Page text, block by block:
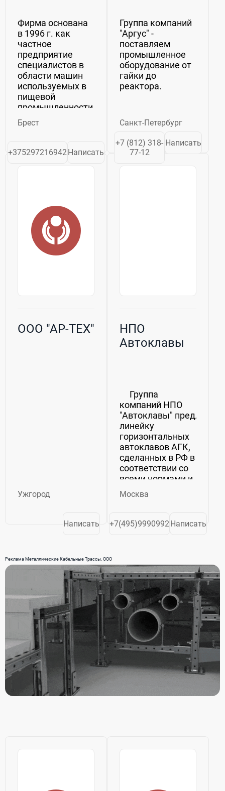
Фирма основана
в 1996 г. как
частное
предприятие
специалистов в
области машин
используемых в
пищевой
промышленности.
Производство
оборудования и
линий для
процессов
оборудование
для
переработки...
Брест
+375297216942 Написать
Группа компаний
"Аргус" -
поставляем
промышленное
оборудование от
гайки до
реактора.
Санкт-Петербург
+7 (812) 318-
77-12
Написать
ООО "АР-ТЕХ"
Ужгород
Написать
НПО
Автоклавы
Группа
компаний НПО
"Автоклавы" предлагает
линейку
горизонтальных
автоклавов АГК,
сделанных в РФ в
соответствии со
всеми нормами и
законодательством.
Линейка
автоклавов АГК:
В настоящее
Москва
+7(495)9990992 Написать
Реклама Металлические Кабельные Трассы, ООО